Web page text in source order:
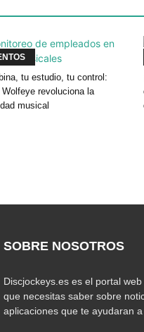
tu estudio, tu control:
Wolfeye revoluciona la
musical
SOBRE NOSOTROS
Discjockeys.es es el portal
que necesitas saber sobre
aplicaciones que te ayudaran